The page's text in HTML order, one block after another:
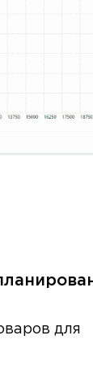
для